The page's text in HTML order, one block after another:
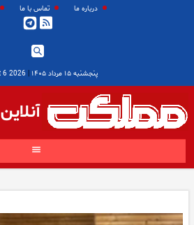
درباره ما تماس با ما
پنجشنبه ۱۵ مرداد ۱۴۰۵ |
2026 August 6
آنلاین